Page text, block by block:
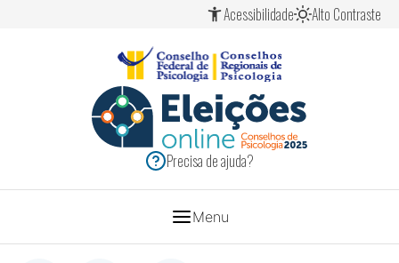
Acessibilidade Alto Contraste
ELEIÇÕES
2025
SISTEMA
CONSELHOS
PSICOLOGIA
Precisa de ajuda?
Menu